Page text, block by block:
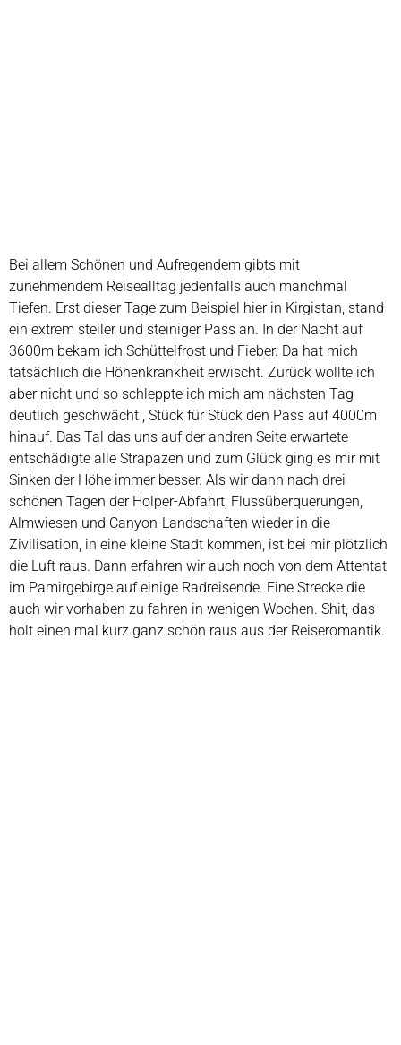
Bei allem Schönen und Aufregendem gibts mit
zunehmendem Reisealltag jedenfalls auch manchmal
Tiefen. Erst dieser Tage zum Beispiel hier in Kirgistan, stand
ein extrem steiler und steiniger Pass an. In der Nacht auf
3600m bekam ich Schüttelfrost und Fieber. Da hat mich
tatsächlich die Höhenkrankheit erwischt. Zurück wollte ich
aber nicht und so schleppte ich mich am nächsten Tag
deutlich geschwächt , Stück für Stück den Pass auf 4000m
hinauf. Das Tal das uns auf der andren Seite erwartete
entschädigte alle Strapazen und zum Glück ging es mir mit
Sinken der Höhe immer besser. Als wir dann nach drei
schönen Tagen der Holper-Abfahrt, Flussüberquerungen,
Almwiesen und Canyon-Landschaften wieder in die
Zivilisation, in eine kleine Stadt kommen, ist bei mir plötzlich
die Luft raus. Dann erfahren wir auch noch von dem Attentat
im Pamirgebirge auf einige Radreisende. Eine Strecke die
auch wir vorhaben zu fahren in wenigen Wochen. Shit, das
holt einen mal kurz ganz schön raus aus der Reiseromantik.